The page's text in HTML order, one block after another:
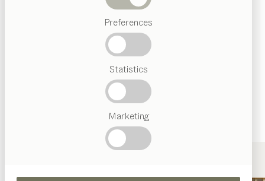
Preferences
Statistics
Marketing
Österreichisches
Handwerk